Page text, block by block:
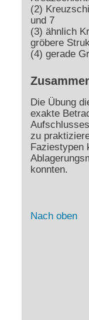
(2)
und 7
(3) ähnlich
gröbere
(4) gerade
Die Übung
exakte
zu
Faziestypen
konnten.
Nach oben